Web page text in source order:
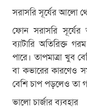
সরাসরি সূর্যের আলো
ফোন সরাসরি
ব্যাটারি অতিরিক্ত
পারে। তাপমাত্রা খুব
বা কভারের কারণেও
বেশি চাপ পড়লেও তা
ভালো চার্জার ব্যবহার